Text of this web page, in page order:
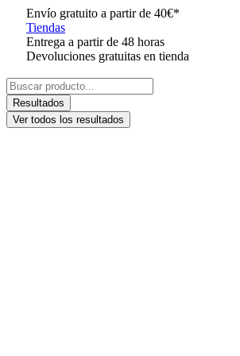
contenido
Envío gratuito a partir de 40€*
Tiendas
Entrega a partir de 48 horas
Devoluciones gratuitas en tienda
Search
...Resultados
Ver todos los resultados